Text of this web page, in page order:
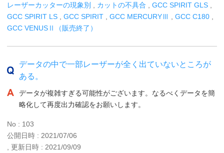
レーザーカッターの現象別
カットの不具合 GCC SPIRIT GLS
GCC SPIRIT LS
GCC SPIRIT GCC MERCURYⅢ GCC C180
GCC VENUSⅡ（販売終了）
データの中で一部レーザーが全く出ていないところが
ある。
データが複雑すぎる可能性がございます。なるべくデータを簡
略化して再度出力確認をお願いします。
No : 103
公開日時 : 2021/07/06
, 更新日時 : 2021/09/09